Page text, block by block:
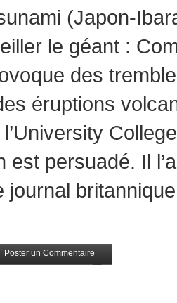
(Japon-
le géant :
des
éruptions
est persuadé. Il
journal
Poster un Commentaire